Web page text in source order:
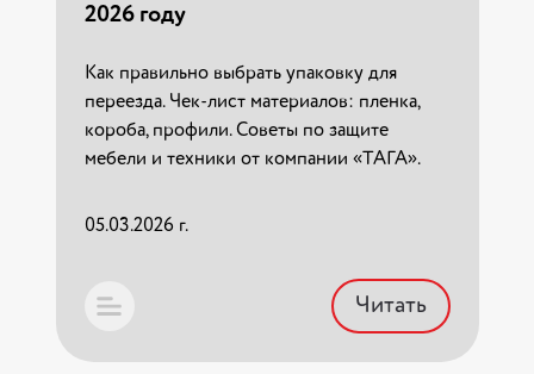
2026 году
Как правильно выбрать упаковку для
переезда. Чек-лист материалов: пленка,
короба, профили. Советы по защите
мебели и техники от компании «ТАГА».
05.03.2026 г.
Читать
регионах РФ. Таблица нагрузок и приказы.
22.03.2026 г.